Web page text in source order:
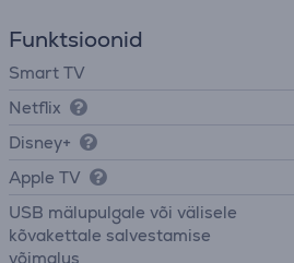
Funktsioonid
Smart TV
Netflix
Disney+
Apple TV
USB mälupulgale või välisele
kõvakettale salvestamise
võimalus